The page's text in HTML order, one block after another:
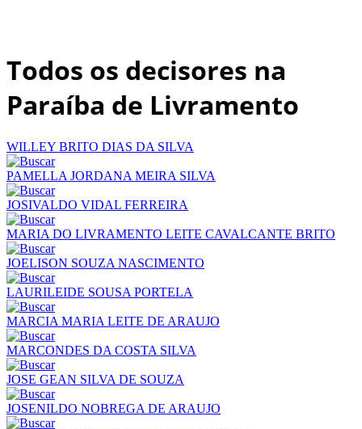
Todos os decisores na
Paraíba de Livramento
WILLEY BRITO DIAS DA SILVA
PAMELLA JORDANA MEIRA SILVA
JOSIVALDO VIDAL FERREIRA
MARIA DO LIVRAMENTO LEITE CAVALCANTE BRITO
JOELISON SOUZA NASCIMENTO
LAURILEIDE SOUSA PORTELA
MARCIA MARIA LEITE DE ARAUJO
MARCONDES DA COSTA SILVA
JOSE GEAN SILVA DE SOUZA
JOSENILDO NOBREGA DE ARAUJO